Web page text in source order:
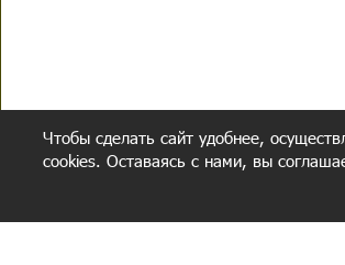
Чтобы сделать сайт удобнее,
cookies. Оставаясь с нами, вы